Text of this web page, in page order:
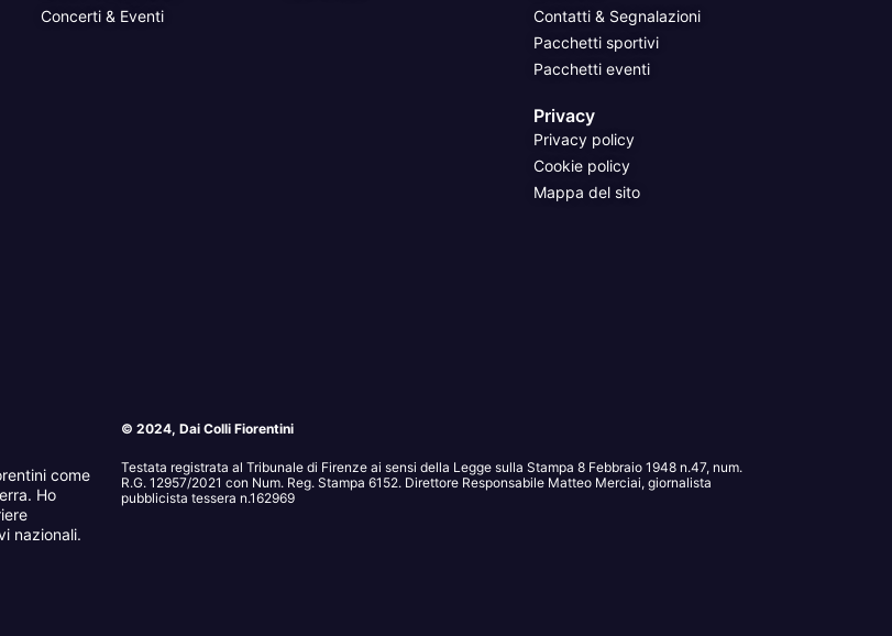
Concerti & Eventi
Contatti & Segnalazioni
Pacchetti sportivi
Pacchetti eventi
Privacy
Privacy policy
Cookie policy
Mappa del sito
come
Ho
nazionali.
© 2024, Dai Colli Fiorentini
Testata registrata al Tribunale di Firenze ai sensi della Legge sulla Stampa 8 Febbraio 1948 n.47, num.
R.G. 12957/2021 con Num. Reg. Stampa 6152. Direttore Responsabile Matteo Merciai, giornalista
pubblicista tessera n.162969